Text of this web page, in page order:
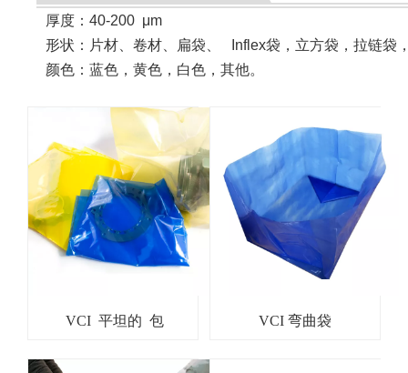
厚度：40-200 μm
形状 ： 片材、卷材、扁袋、 Inflex袋，立方袋，拉链袋
颜色：蓝色，黄色，白色，其他。
VCI 平坦的 包 VCI 弯曲袋